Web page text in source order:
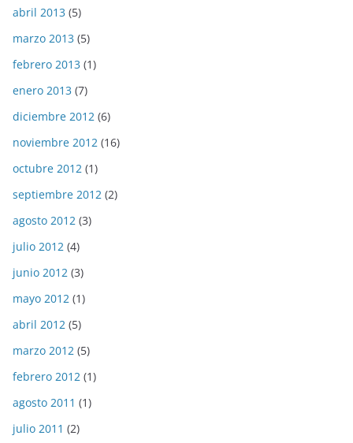
abril 2013 (5)
marzo 2013 (5)
febrero 2013 (1)
enero 2013 (7)
diciembre 2012 (6)
noviembre 2012 (16)
octubre 2012 (1)
septiembre 2012 (2)
agosto 2012 (3)
julio 2012 (4)
junio 2012 (3)
mayo 2012 (1)
abril 2012 (5)
marzo 2012 (5)
febrero 2012 (1)
agosto 2011 (1)
julio 2011 (2)